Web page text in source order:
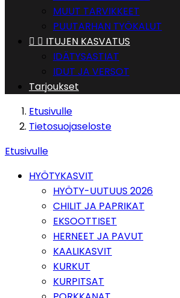
MUUT TARVIKKEET
PUUTARHAN TYÖKALUT
  ITUJEN KASVATUS
IDÄTYSASTIAT
IDUT JA VERSOT
Tarjoukset
Etusivulle
Tietosuojaseloste
Etusivulle
HYÖTYKASVIT
HYÖTY-UUTUUS 2026
CHILIT JA PAPRIKAT
EKSOOTTISET
HERNEET JA PAVUT
KAALIKASVIT
KURKUT
KURPITSAT